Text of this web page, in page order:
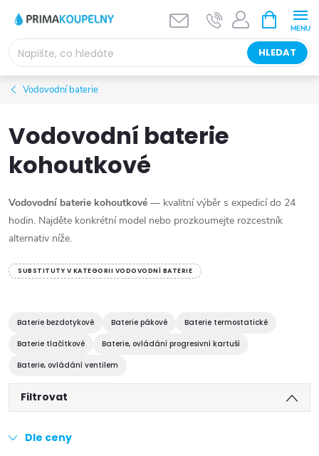
obsah
HLEDAT
NÁKUPNÍ
KOŠÍK
Vodovodní baterie
Vodovodní baterie
kohoutkové
Vodovodní baterie kohoutkové — kvalitní výběr s expedicí do 24
hodin. Najděte konkrétní model nebo prozkoumejte rozcestník
alternativ níže.
SUBSTITUTY V KATEGORII VODOVODNÍ BATERIE
Baterie bezdotykové Baterie pákové
Baterie termostatické
Baterie tlačítkové
Baterie, ovládání progresivní kartuší
Baterie, ovládání ventilem
Filtrovat
Dle ceny